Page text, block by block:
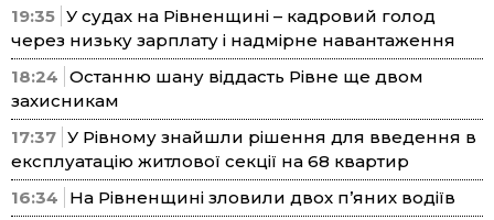
19:35 У судах на Рівненщині – кадровий голод
через низьку зарплату і надмірне навантаження
18:24 Останню шану віддасть Рівне ще двом
захисникам
17:37 У Рівному знайшли рішення для введення в
експлуатацію житлової секції на 68 квартир
16:34
На Рівненщині зловили двох п’яних водіїв